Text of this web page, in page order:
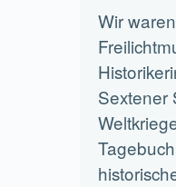
Wir
Sextener